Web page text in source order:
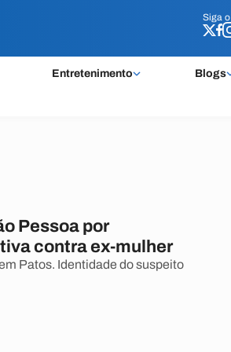
Siga o
Entretenimento Blogs
Siga o
Pessoa por
contra ex-mulher
Patos. Identidade do suspeito